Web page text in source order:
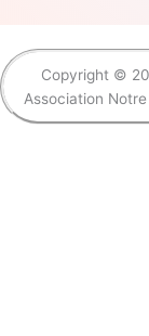
Copyright ©
Association